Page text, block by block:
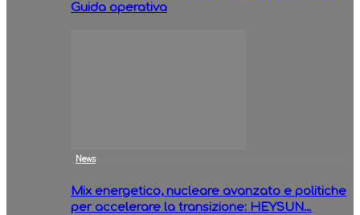
Guida operativa
News
Mix energetico, nucleare avanzato e politiche
per accelerare la transizione: HEYSUN…